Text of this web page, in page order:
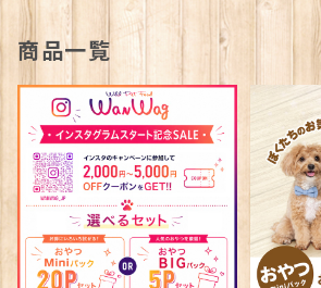
牛-Beef-
豚-Pork-
鶏-Chicken-
魚介類-Seafood-
鴨-Duck-
牛-Beef-
豚-Pork-
鶏-Chicken-
商品一覧